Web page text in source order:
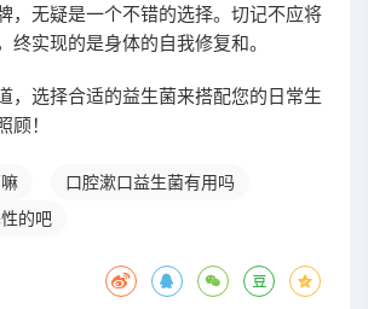
，无疑是一个不错的选择。切记不应将
终实现的是身体的自我修复和。
，选择合适的益生菌来搭配您的日常生
！
口腔漱口益生菌有用吗
的吧